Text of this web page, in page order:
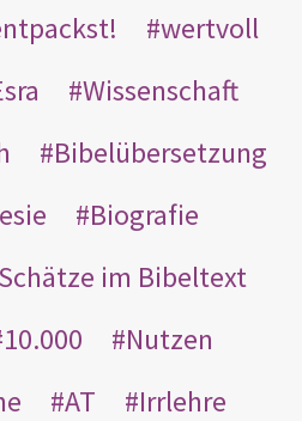
wertvoll
Wissenschaft
Bibelübersetzung
Biografie
im Bibeltext
10.000
Nutzen
AT
Irrlehre